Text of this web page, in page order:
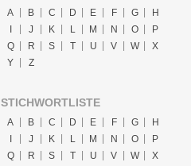
A B C D E F G
H
J K L M N O
P
Q
R S T U V W
X
Y
Z
STICHWORTLISTE
A B C D E F G
H
J K L M N O
P
Q
R S T U V W
X